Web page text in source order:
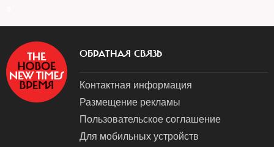
ОБРАТНАЯ СВЯЗЬ
Контактная информация
Размещение рекламы
Пользовательское соглашение
Для мобильных устройств